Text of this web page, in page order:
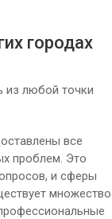
городах
из любой точки
все
проблем. Это
и сферы
множество